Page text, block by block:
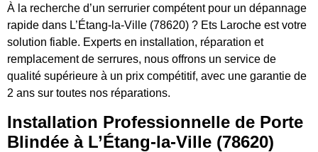
À la recherche d’un serrurier compétent pour un dépannage
rapide dans L’Étang-la-Ville (78620) ? Ets Laroche est votre
solution fiable. Experts en installation, réparation et
remplacement de serrures, nous offrons un service de
qualité supérieure à un prix compétitif, avec une garantie de
2 ans sur toutes nos réparations.
Installation Professionnelle de Porte
Blindée à L’Étang-la-Ville (78620)